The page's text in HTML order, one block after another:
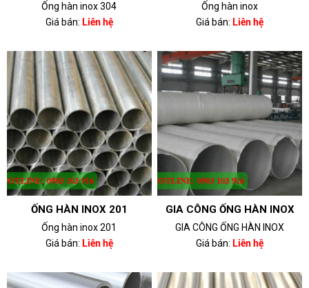
Ống hàn inox 304
Giá bán: Liên hệ
Ống hàn inox
Giá bán: Liên hệ
ỐNG HÀN INOX 201
Ống hàn inox 201
Giá bán: Liên hệ
GIA CÔNG ỐNG HÀN INOX
GIA CÔNG ỐNG HÀN INOX
Giá bán: Liên hệ